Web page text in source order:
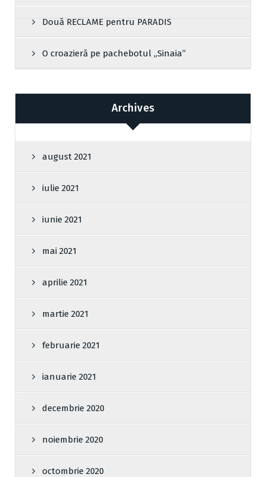
Două RECLAME pentru PARADIS
O croazieră pe pachebotul „Sinaia”
Archives
august 2021
iulie 2021
iunie 2021
mai 2021
aprilie 2021
martie 2021
februarie 2021
ianuarie 2021
decembrie 2020
noiembrie 2020
octombrie 2020